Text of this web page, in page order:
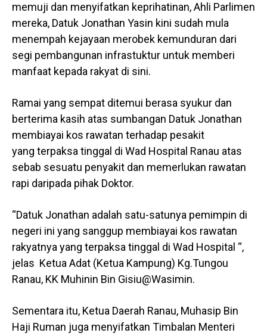
memuji dan menyifatkan keprihatinan, Ahli Parlimen
mereka, Datuk Jonathan Yasin kini sudah mula
menempah kejayaan merobek kemunduran dari
segi pembangunan infrastuktur untuk memberi
manfaat kepada rakyat di sini.
Ramai yang sempat ditemui berasa syukur dan
berterima kasih atas sumbangan Datuk Jonathan
membiayai kos rawatan terhadap pesakit
yang terpaksa tinggal di Wad Hospital Ranau atas
sebab sesuatu penyakit dan memerlukan rawatan
rapi daripada pihak Doktor.
“Datuk Jonathan adalah satu-satunya pemimpin di
negeri ini yang sanggup membiayai kos rawatan
rakyatnya yang terpaksa tinggal di Wad Hospital “,
jelas Ketua Adat (Ketua Kampung) Kg.Tungou
Ranau, KK Muhinin Bin Gisiu@Wasimin.
Sementara itu, Ketua Daerah Ranau, Muhasip Bin
Haji Ruman juga menyifatkan Timbalan Menteri